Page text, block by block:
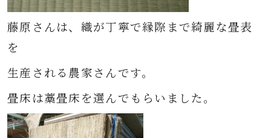
藤原さんは、織が丁寧で縁際まで綺麗な畳表
を
生産される農家さんです。
畳床は藁畳床を選んでもらいました。